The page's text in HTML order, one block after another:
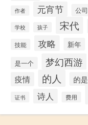
作者 元宵节 公司
学校 孩子 宋代
技能 攻略 新年
是一个 梦幻西游
疫情 的人 的是
证书 诗人 费用